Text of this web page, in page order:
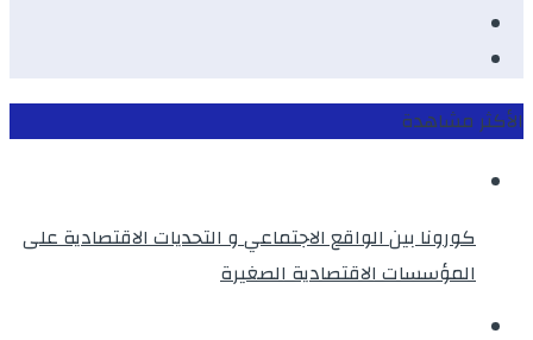
الأكثر مشاهدة
كورونا بين الواقع الاجتماعي و التحديات الاقتصادية على
المؤسسات الاقتصادية الصغيرة